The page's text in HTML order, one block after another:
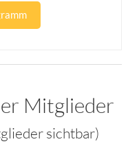
Mitglieder
sichtbar)